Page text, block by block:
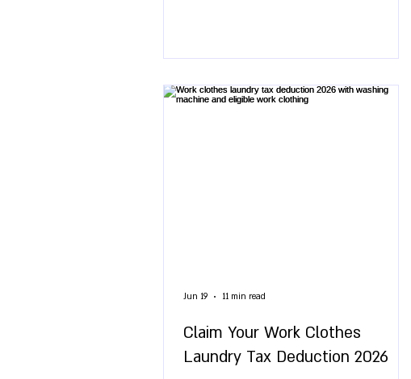
Claim Your Work Clothes
Laundry Tax Deduction 2026
Jun 19 11 min read